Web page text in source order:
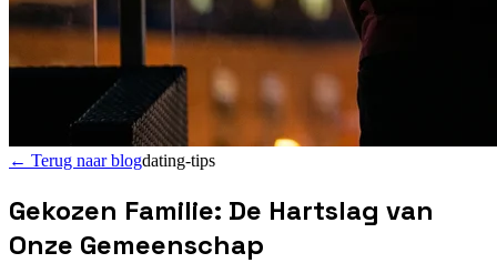
← Terug naar blogdating-tips
Gekozen Familie: De Hartslag van
Onze Gemeenschap